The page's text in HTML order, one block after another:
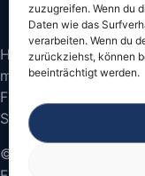
zuzugreifen. Wenn du
Daten wie das
verarbeiten. Wenn du
zurückziehst, können
beeinträchtigt werden.
Hinweis: Die Online-
möglich. Bitte prüfen
Fahrzeugschein und
Sicherheitscodes
© 2026 Online Auto